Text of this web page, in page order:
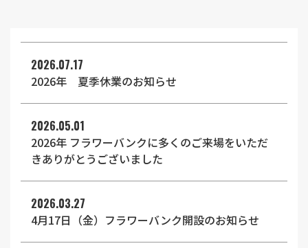
2026.07.17
2026年 夏季休業のお知らせ
2026.05.01
2026年 フラワーバンクに多くのご来場をいただ
きありがとうございました
2026.03.27
4月17日（金）フラワーバンク開設のお知らせ